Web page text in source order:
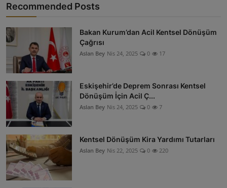
Recommended Posts
Bakan Kurum’dan Acil Kentsel Dönüşüm
Çağrısı
Aslan Bey Nis 24, 2025 0 17
Eskişehir’de Deprem Sonrası Kentsel
Dönüşüm İçin Acil Ç...
Aslan Bey Nis 24, 2025 0 7
Kentsel Dönüşüm Kira Yardımı Tutarları
Aslan Bey Nis 22, 2025 0 220